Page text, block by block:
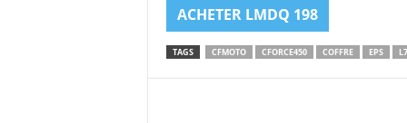
ACHETER LMDQ 198
TAGS CFMOTO CFORCE450 COFFRE EPS